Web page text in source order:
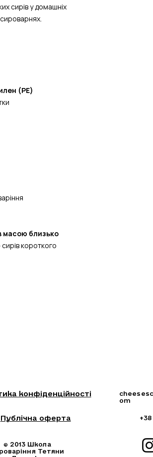
сирів у домашніх
(PE)
масою близько
короткого
конфіденційності
Публічна оферта
© 2013 Школа
Тетяни
om